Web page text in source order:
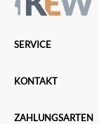
SERVICE
KONTAKT
ZAHLUNGSARTEN